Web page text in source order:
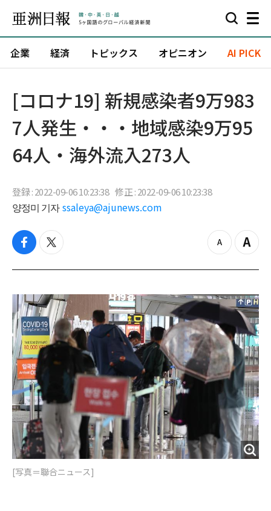
企業 経済 トピックス オピニオン AI PICK
[コロナ19] 新規感染者9万983
7人発生・・・地域感染9万95
64人・海外流入273人
登録 : 2022-09-06 10:23:38 修正 : 2022-09-06 10:23:38
양정미 기자 ssaleya@ajunews.com
f
c
b
o
o
k
t
i
t
e
r
z
o
o
u
Z
o
i
n
[写真＝聯合ニュース]